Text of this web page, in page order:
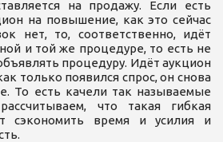
на продажу. Если есть
на повышение, как это сейчас
нет, то, соответственно, идёт
и той же процедуре, то есть не
процедуру. Идёт аукцион
только появился спрос, он снова
То есть качели так называемые
что такая гибкая
сэкономить время и усилия и